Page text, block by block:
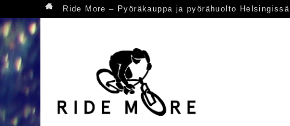
Ride More – Pyöräkauppa ja pyörähuolto Helsingissä